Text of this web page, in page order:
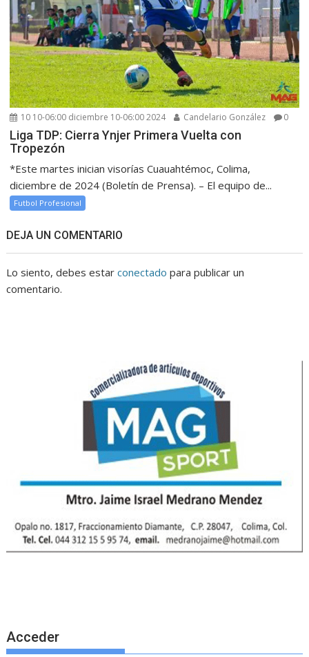
10 10-06:00 diciembre 10-06:00 2024 Candelario González 0
Liga TDP: Cierra Ynjer Primera Vuelta con
Tropezón
*Este martes inician visorías Cuauahtémoc, Colima,
diciembre de 2024 (Boletín de Prensa). – El equipo de...
Futbol Profesional
DEJA UN COMENTARIO
Lo siento, debes estarconectado para publicar un
comentario.
Acceder